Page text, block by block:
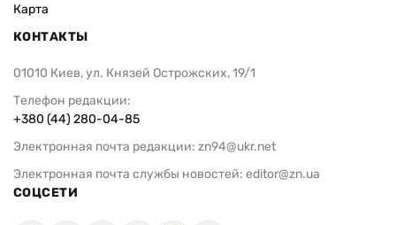
Карта
КОНТАКТЫ
01010 Киев, ул. Князей Острожских, 19/1
Телефон редакции:
+380 (44) 280-04-85
Электронная почта редакции: zn94@ukr.net
Электронная почта службы новостей: editor@zn.ua
СОЦСЕТИ